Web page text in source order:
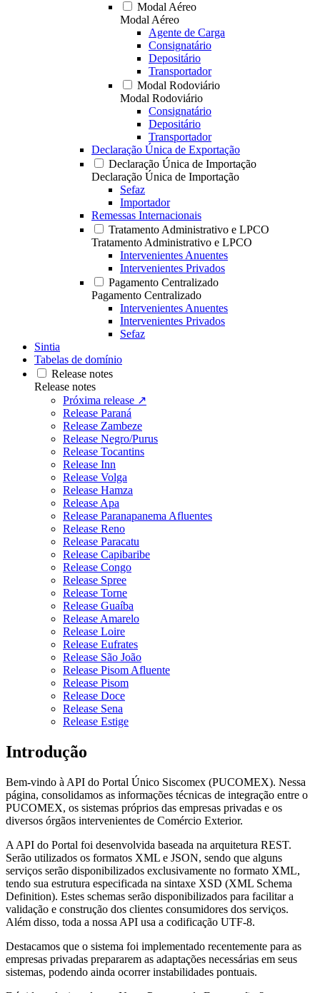
Modal Aéreo
Modal Aéreo
Agente de Carga
Consignatário
Depositário
Transportador
Modal Rodoviário
Modal Rodoviário
Consignatário
Depositário
Transportador
Declaração Única de Exportação
Declaração Única de Importação
Declaração Única de Importação
Sefaz
Importador
Remessas Internacionais
Tratamento Administrativo e LPCO
Tratamento Administrativo e LPCO
Intervenientes Anuentes
Intervenientes Privados
Pagamento Centralizado
Pagamento Centralizado
Intervenientes Anuentes
Intervenientes Privados
Sefaz
Sintia
Tabelas de domínio
Release notes
Release notes
Próxima release ↗
Release Paraná
Release Zambeze
Release Negro/Purus
Release Tocantins
Release Inn
Release Volga
Release Hamza
Release Apa
Release Paranapanema Afluentes
Release Reno
Release Paracatu
Release Capibaribe
Release Congo
Release Spree
Release Torne
Release Guaíba
Release Amarelo
Release Loire
Release Eufrates
Release São João
Release Pisom Afluente
Release Pisom
Release Doce
Release Sena
Release Estige
Introdução
Bem-vindo à API do Portal Único Siscomex (PUCOMEX). Nessa
página, consolidamos as informações técnicas de integração entre o
PUCOMEX, os sistemas próprios das empresas privadas e os
diversos órgãos intervenientes de Comércio Exterior.
A API do Portal foi desenvolvida baseada na arquitetura REST.
Serão utilizados os formatos XML e JSON, sendo que alguns
serviços serão disponibilizados exclusivamente no formato XML,
tendo sua estrutura especificada na sintaxe XSD (XML Schema
Definition). Estes schemas serão disponibilizados para facilitar a
validação e construção dos clientes consumidores dos serviços.
Além disso, toda a nossa API usa a codificação UTF-8.
Destacamos que o sistema foi implementado recentemente para as
empresas privadas prepararem as adaptações necessárias em seus
sistemas, podendo ainda ocorrer instabilidades pontuais.